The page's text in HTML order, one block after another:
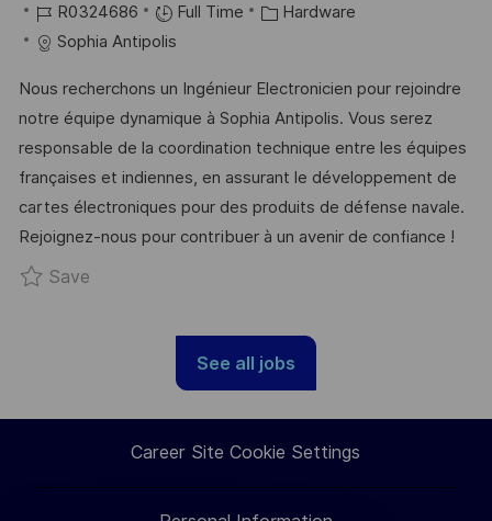
O
C
T
I
O
N
O
E
D
D
A
T
E
J
O
I
D
R0324686 Full Time
C
E
G
O
R
Y
Hardware
Sophia Antipolis
Nous recherchons un Ingénieur Electronicien pour rejoindre
notre équipe dynamique à Sophia Antipolis. Vous serez
responsable de la coordination technique entre les équipes
françaises et indiennes, en assurant le développement de
cartes électroniques pour des produits de défense navale.
Rejoignez-nous pour contribuer à un avenir de confiance !
SaveSave VIE - Ingénieur Electronicien - Inde H/F
See all jobs
Career Site Cookie Settings